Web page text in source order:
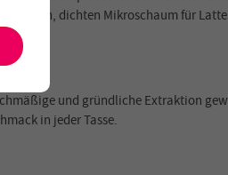
dichten Mikroschaum für
und gründliche Extraktion
in jeder Tasse.